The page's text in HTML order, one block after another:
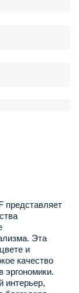
представляет
Эта
и
качество
эргономики.
интерьер,